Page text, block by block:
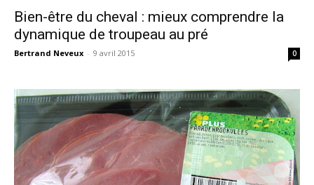
Bien-être du cheval : mieux comprendre la
dynamique de troupeau au pré
Bertrand Neveux - 9 avril 2015 0